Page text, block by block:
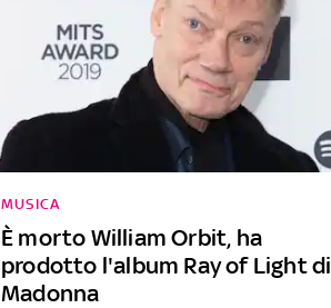
È morto William Orbit, ha
prodotto l'album Ray of Light di
Madonna
MUSICA